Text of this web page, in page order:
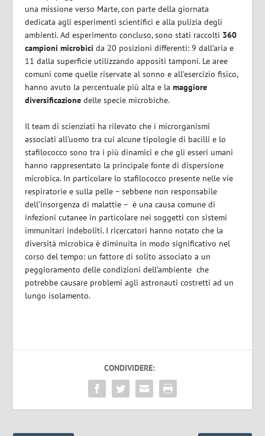
una missione verso Marte, con parte della giornata
dedicata agli esperimenti scientifici e alla pulizia degli
ambienti. Ad esperimento concluso, sono stati raccolti 360
campioni microbici da 20 posizioni differenti: 9 dall’aria e
11 dalla superficie utilizzando appositi tamponi. Le aree
comuni come quelle riservate al sonno e all’esercizio fisico,
hanno avuto la percentuale più alta e lamaggiore
diversificazione delle specie microbiche.
Il team di scienziati ha rilevato che i microrganismi
associati all’uomo tra cui alcune tipologie di bacilli e lo
stafilococco sono tra i più dinamici e che gli esseri umani
hanno rappresentato la principale fonte di dispersione
microbica. In particolare lo stafilococco presente nelle vie
respiratorie e sulla pelle – sebbene non responsabile
dell’insorgenza di malattie – è una causa comune di
infezioni cutanee in particolare nei soggetti con sistemi
immunitari indeboliti. I ricercatori hanno notato che la
diversità microbica è diminuita in modo significativo nel
corso del tempo: un fattore di solito associato a un
peggioramento delle condizioni dell’ambiente che
potrebbe causare problemi agli astronauti costretti ad un
lungo isolamento.
CONDIVIDERE: